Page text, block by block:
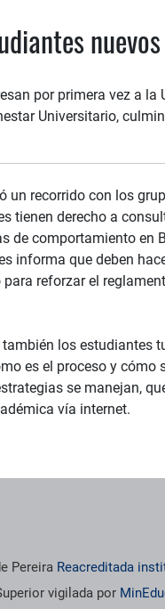
nuevos
por primera vez a
Universitario,
recorrido con los
tienen derecho a
de comportamiento
informa que deben
reforzar el
los estudiantes
es el proceso y
se manejan,
vía internet.
Pereira Reacreditada
vigilada por